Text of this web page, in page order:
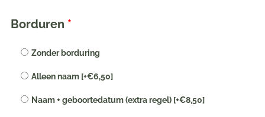
Borduren *
Zonder borduring
Alleen naam [+€6,50]
Naam + geboortedatum (extra regel) [+€8,50]
Newborn
Naturals
naam
geborduurd